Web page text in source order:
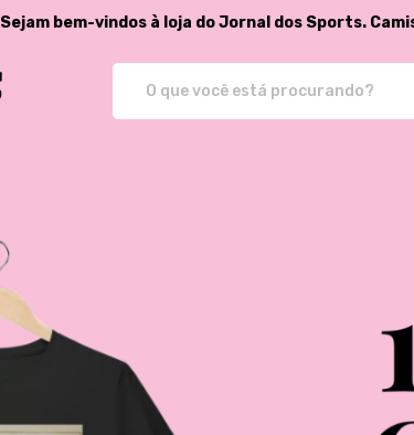
Sejam bem-vindos à loja do Jornal dos Sports.
Jornal dos Sports - Store - Camisetas e produtos